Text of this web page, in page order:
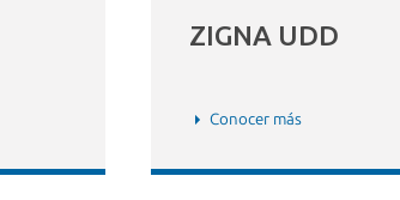
ZIGNA UDD
Conocer más